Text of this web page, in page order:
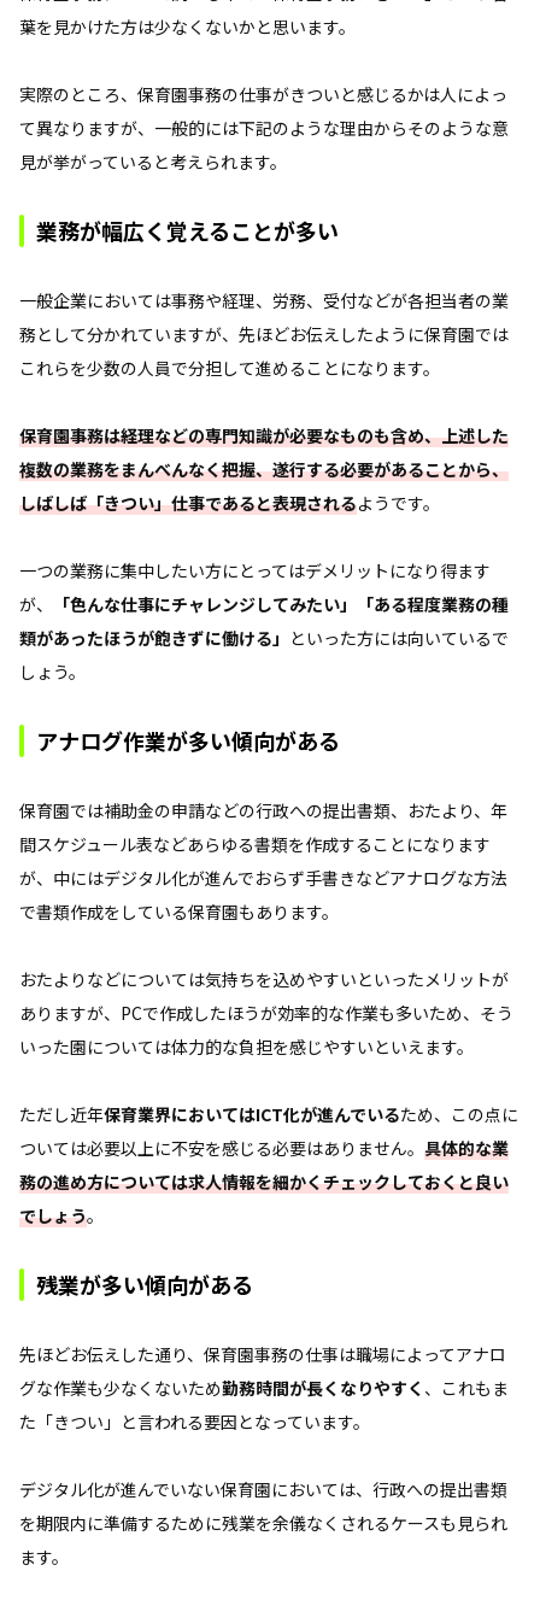
葉を見かけた方は少なくないかと思います。
実際のところ、保育園事務の仕事がきついと感じるかは人によっ
て異なりますが、一般的には下記のような理由からそのような意
見が挙がっていると考えられます。
業務が幅広く覚えることが多い
一般企業においては事務や経理、労務、受付などが各担当者の業
務として分かれていますが、先ほどお伝えしたように保育園では
これらを少数の人員で分担して進めることになります。
保育園事務は経理などの専門知識が必要なものも含め、上述した
複数の業務をまんべんなく把握、遂行する必要があることから、
しばしば「きつい」仕事であると表現されるようです。
一つの業務に集中したい方にとってはデメリットになり得ます
が、
「色んな仕事にチャレンジしてみたい」「ある程度業務の種
類があったほうが飽きずに働ける」 といった方には向いているで
しょう。
アナログ作業が多い傾向がある
保育園では補助金の申請などの行政への提出書類、おたより、年
間スケジュール表などあらゆる書類を作成することになります
が、中にはデジタル化が進んでおらず手書きなどアナログな方法
で書類作成をしている保育園もあります。
おたよりなどについては気持ちを込めやすいといったメリットが
ありますが、PCで作成したほうが効率的な作業も多いため、そう
いった園については体力的な負担を感じやすいといえます。
ただし近年保育業界においてはICT化が進んでいるため、この点に
ついては必要以上に不安を感じる必要はありません。 具体的な業
務の進め方については求人情報を細かくチェックしておくと良い
でしょう。
残業が多い傾向がある
先ほどお伝えした通り、保育園事務の仕事は職場によってアナロ
グな作業も少なくないため勤務時間が長くなりやすく 、これもま
た「きつい」と言われる要因となっています。
デジタル化が進んでいない保育園においては、行政への提出書類
を期限内に準備するために残業を余儀なくされるケースも見られ
ます。